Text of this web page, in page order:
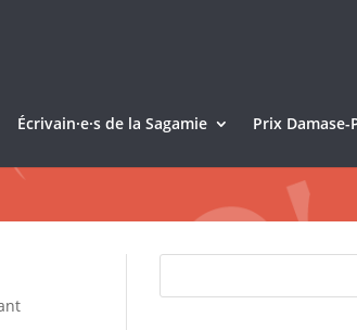
Écrivain·e·s de la Sagamie Prix